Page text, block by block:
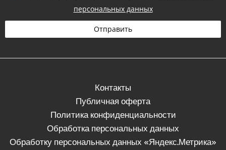
о
персональных данных
Отправить
Контакты
Публичная оферта
Политика конфиденциальности
Обработка персональных данных
Обработку персональных данных «Яндекс.Метрика»